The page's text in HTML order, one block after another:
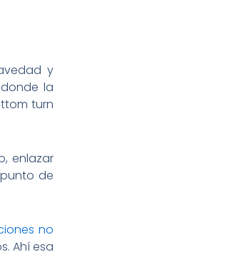
y
la
turn
enlazar
de
no
Ahí esa